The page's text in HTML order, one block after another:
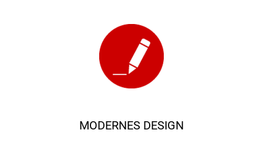
MODERNES DESIGN